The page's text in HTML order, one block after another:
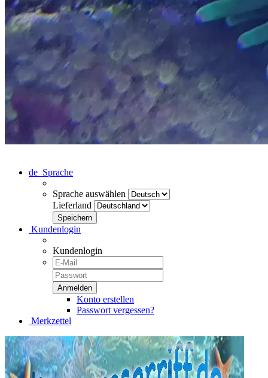
de Sprache
Sprache auswählen
Lieferland
Kundenlogin
Kundenlogin
Konto erstellen
Passwort vergessen?
Merkzettel